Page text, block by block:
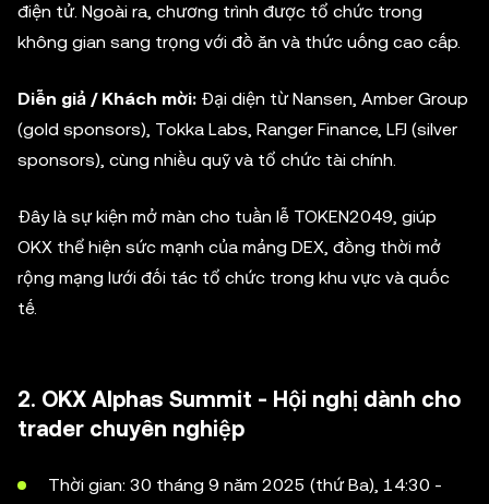
điện tử. Ngoài ra, chương trình được tổ chức trong
không gian sang trọng với đồ ăn và thức uống cao cấp.
Diễn giả / Khách mời: Đại diện từ Nansen, Amber Group
(gold sponsors), Tokka Labs, Ranger Finance, LFJ (silver
sponsors), cùng nhiều quỹ và tổ chức tài chính.
Đây là sự kiện mở màn cho tuần lễ TOKEN2049, giúp
OKX thể hiện sức mạnh của mảng DEX, đồng thời mở
rộng mạng lưới đối tác tổ chức trong khu vực và quốc
tế.
2. OKX Alphas Summit - Hội nghị dành cho
trader chuyên nghiệp
Thời gian: 30 tháng 9 năm 2025 (thứ Ba), 14:30 -